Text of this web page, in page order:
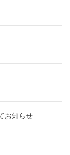
お知らせ